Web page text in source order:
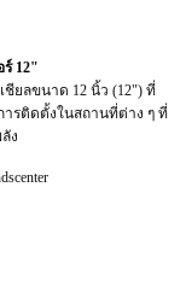
ร์ 12"
ชียลขนาด 12 นิ้ว (12") ที่
รติดตั้งในสถานที่ต่าง ๆ ที่
ง